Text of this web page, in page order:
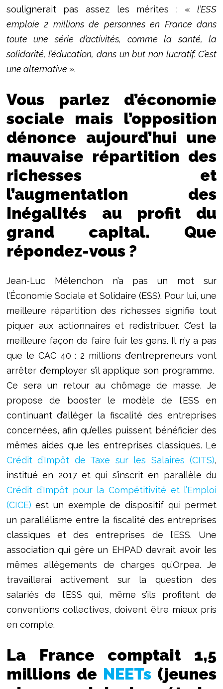
soulignerait pas assez les mérites : «l’ESS
emploie 2 millions de personnes en France dans
toute une série d’activités, comme la santé, la
solidarité, l’éducation, dans un but non lucratif. C’est
une alternative ».
Vous parlez d’économie
sociale mais l’opposition
dénonce aujourd’hui une
mauvaise répartition des
richesses et
l’augmentation des
inégalités au profit du
grand capital. Que
répondez-vous ?
Jean-Luc Mélenchon n’a pas un mot sur
l’Économie Sociale et Solidaire (ESS). Pour lui, une
meilleure répartition des richesses signifie tout
piquer aux actionnaires et redistribuer. C’est la
meilleure façon de faire fuir les gens. Il n’y a pas
que le CAC 40 : 2 millions d’entrepreneurs vont
arrêter d’employer s’il applique son programme.
Ce sera un retour au chômage de masse. Je
propose de booster le modèle de l’ESS en
continuant d’alléger la fiscalité des entreprises
concernées, afin qu’elles puissent bénéficier des
mêmes aides que les entreprises classiques. Le
Crédit d’Impôt de Taxe sur les Salaires (CITS),
institué en 2017 et qui s’inscrit en parallèle du
Crédit d’Impôt pour la Compétitivité et l’Emploi
(CICE) est un exemple de dispositif qui permet
un parallélisme entre la fiscalité des entreprises
classiques et des entreprises de l’ESS. Une
association qui gère un EHPAD devrait avoir les
mêmes allégements de charges qu’Orpea. Je
travaillerai activement sur la question des
salariés de l’ESS qui, même s’ils profitent de
conventions collectives, doivent être mieux pris
en compte.
La France comptait 1,5
millions de NEETs (jeunes